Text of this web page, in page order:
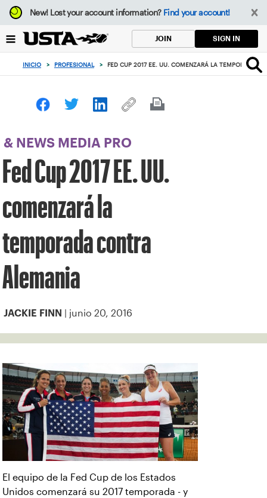
Enfoque
desde
botón
volver
principio
New!Lost your account information? Find your account!
JOIN SIGN IN
INICIO > PROFESIONAL > FED CUP 2017 EE. UU. COMENZARÁ LA TEMPORADA
& NEWS MEDIA PRO
Fed Cup 2017 EE. UU.
comenzará la
temporada contra
Alemania
JACKIE FINN | junio 20, 2016
El equipo de la Fed Cup de los Estados
Unidos comenzará su 2017 temporada - y